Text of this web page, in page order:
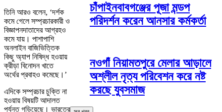
তিনি আরও বলেন, ‘দর্শক
কমে গেলে সম্প্রচারকারী ও
বিজ্ঞাপনদাতাদের আগ্রহও
কমে যায়। পাশাপাশি
অনলাইন বাজিভিত্তিক
কিছু অ্যাপ নিষিদ্ধ হওয়ায়
ক্রীড়া বিনোদন খাতে
অর্থের প্রবাহও কমেছে।’
এদিকে সম্প্রচার চুক্তি না
হওয়ায় বিষয়টি আদালত
পর্যন্ত গড়িয়েছে। ভারতের
চাঁপাইনবাবগঞ্জের পূজা মন্ডপ
পরিদর্শন করেন আনসার কর্মকর্তা
নওগাঁ নিয়ামতপুরে মেলার আড়ালে
অশ্লীল নৃত্য পরিবেশন করে নষ্ট
করছে যুবসমাজ